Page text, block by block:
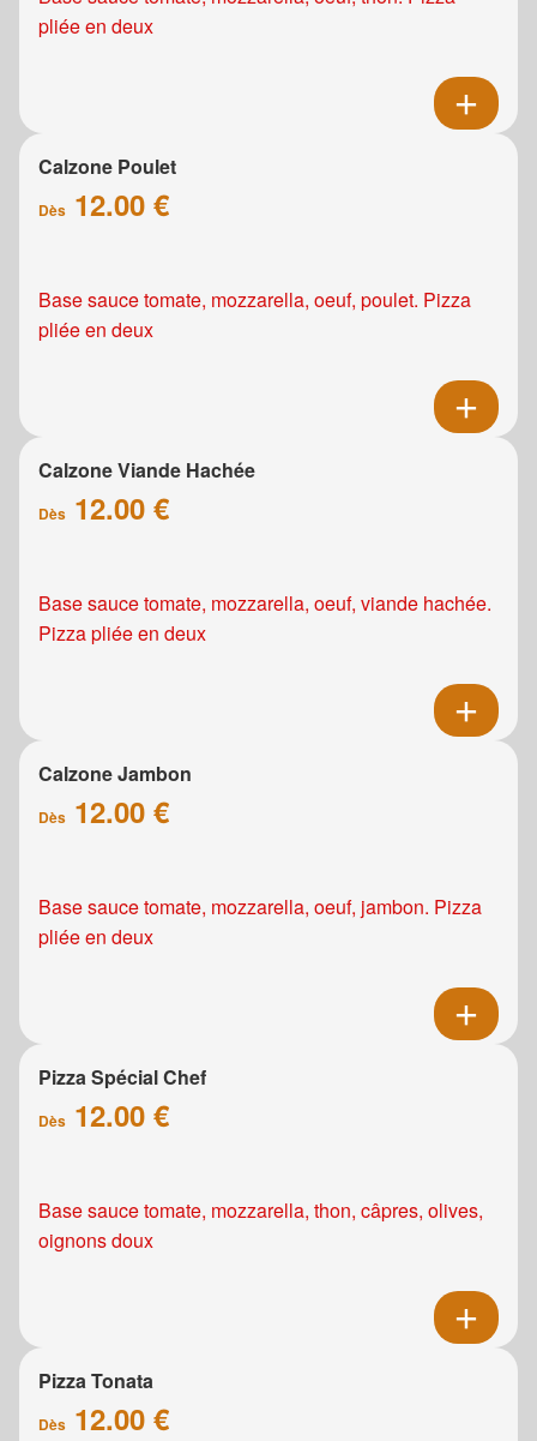
pliée en deux
Calzone Poulet
Dès 12.00 €
Base sauce tomate, mozzarella, oeuf, poulet. Pizza
pliée en deux
Calzone Viande Hachée
Dès 12.00 €
Base sauce tomate, mozzarella, oeuf, viande hachée.
Pizza pliée en deux
Calzone Jambon
Dès 12.00 €
Base sauce tomate, mozzarella, oeuf, jambon. Pizza
pliée en deux
Pizza Spécial Chef
Dès 12.00 €
Base sauce tomate, mozzarella, thon, câpres, olives,
oignons doux
Pizza Tonata
Dès 12.00 €